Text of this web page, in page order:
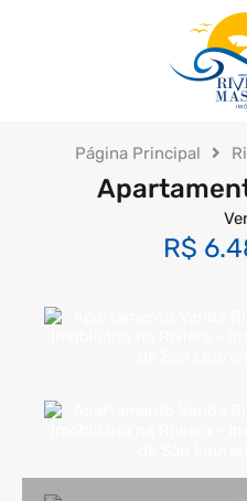
Página Principal
R$